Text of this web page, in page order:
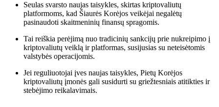
Seulas svarsto naujas taisykles, skirtas kriptovaliutų
platformoms, kad Šiaurės Korėjos veikėjai negalėtų
pasinaudoti skaitmeninių finansų spragomis.
Tai reiškia perėjimą nuo tradicinių sankcijų prie nukreipimo į
kriptovaliutų veiklą ir platformas, susijusias su neteisėtomis
valstybės operacijomis.
Jei reguliuotojai įves naujas taisykles, Pietų Korėjos
kriptovaliutų įmonės gali susidurti su griežtesniais atitikties ir
stebėjimo reikalavimais.